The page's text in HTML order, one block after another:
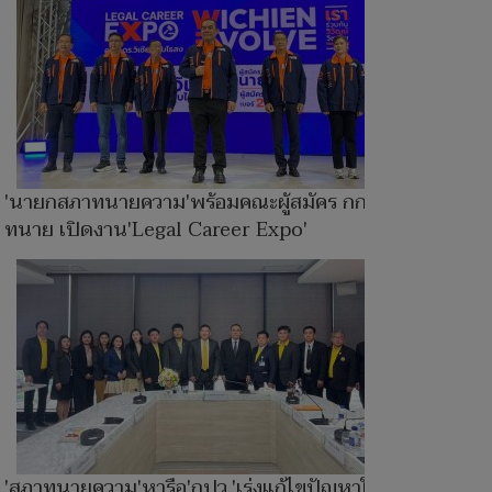
'นายกสภาทนายความ'พร้อมคณะผู้สมัคร กก.สภา
ทนาย เปิดงาน'Legal Career Expo'